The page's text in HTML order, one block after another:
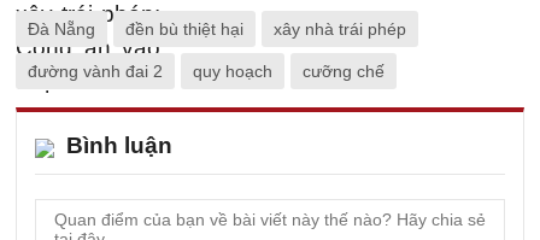
Đà Nẵng đền bù thiệt hại xây nhà trái phép
đường vành đai 2 quy hoạch cưỡng chế
Bình luận